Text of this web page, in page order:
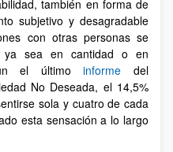
también en forma de
subjetivo y desagradable
con otras personas se
ya sea en cantidad o en
el últimoinformedel
No Deseada, el 14,5%
sola y cuatro de cada
esta sensación a lo largo